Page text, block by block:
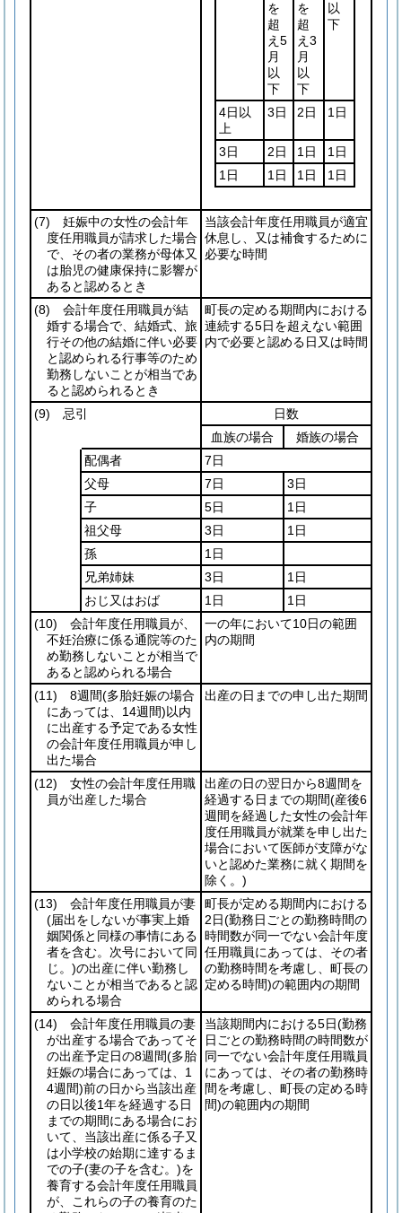
を
超
え5
月
以
下
を
超
え3
月
以
下
以
下
4日以
上
3日 2日 1日
3日 2日 1日
1日
1日
1日 1日 1日
(7) 妊娠中の女性の会計年
度任用職員が請求した場合
で、その者の業務が母体又
は胎児の健康保持に影響が
あると認めるとき
当該会計年度任用職員が適宜
休息し、又は補食するために
必要な時間
(8) 会計年度任用職員が結
婚する場合で、結婚式、旅
行その他の結婚に伴い必要
と認められる行事等のため
勤務しないことが相当であ
ると認められるとき
町長の定める期間内における
連続する5日を超えない範囲
内で必要と認める日又は時間
(9) 忌引
日数
血族の場合
婚族の場合
配偶者
7日
父母
7日
3日
子
5日
1日
祖父母
3日
1日
孫
1日
兄弟姉妹
3日
1日
おじ又はおば
1日
1日
(10) 会計年度任用職員が、
不妊治療に係る通院等のた
め勤務しないことが相当で
あると認められる場合
一の年において10日の範囲
内の期間
(11) 8週間(多胎妊娠の場合
にあっては、14週間)以内
に出産する予定である女性
の会計年度任用職員が申し
出た場合
出産の日までの申し出た期間
(12) 女性の会計年度任用職
員が出産した場合
出産の日の翌日から8週間を
経過する日までの期間(産後6
週間を経過した女性の会計年
度任用職員が就業を申し出た
場合において医師が支障がな
いと認めた業務に就く期間を
除く。)
(13) 会計年度任用職員が妻
(届出をしないが事実上婚
姻関係と同様の事情にある
者を含む。次号において同
じ。)の出産に伴い勤務し
ないことが相当であると認
められる場合
町長が定める期間内における
2日(勤務日ごとの勤務時間の
時間数が同一でない会計年度
任用職員にあっては、その者
の勤務時間を考慮し、町長の
定める時間)の範囲内の期間
(14) 会計年度任用職員の妻
が出産する場合であってそ
の出産予定日の8週間(多胎
妊娠の場合にあっては、1
4週間)前の日から当該出産
の日以後1年を経過する日
までの期間にある場合にお
いて、当該出産に係る子又
は小学校の始期に達するま
での子(妻の子を含む。)を
養育する会計年度任用職員
が、これらの子の養育のた
当該期間内における5日(勤務
日ごとの勤務時間の時間数が
同一でない会計年度任用職員
にあっては、その者の勤務時
間を考慮し、町長の定める時
間)の範囲内の期間